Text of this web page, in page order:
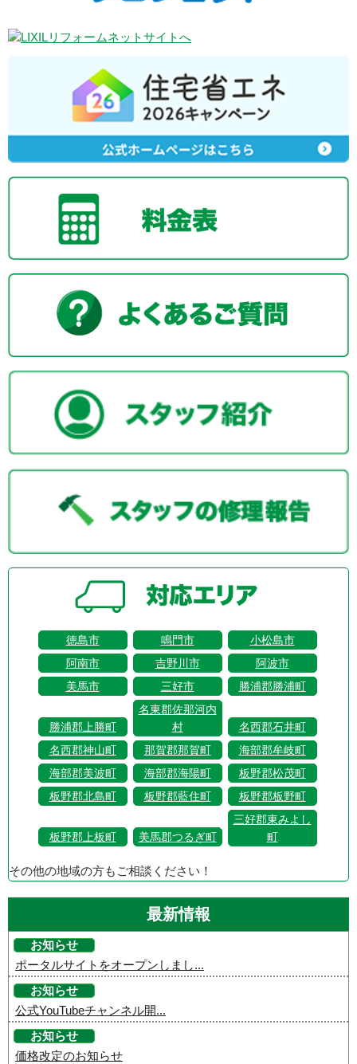
徳島市 鳴門市
小松島市
阿南市
吉野川市
阿波市
美馬市
三好市 勝浦郡勝浦町
勝浦郡上勝町
名東郡佐那河内
村
名西郡石井町
名西郡神山町
那賀郡那賀町
海部郡牟岐町
海部郡美波町
海部郡海陽町
板野郡松茂町
板野郡北島町
板野郡藍住町 板野郡板野町
板野郡上板町 美馬郡つるぎ町
三好郡東みよし
町
その他の地域の方もご相談ください！
最新情報
お知らせ
ポータルサイトをオープンしまし...
お知らせ
公式YouTubeチャンネル開...
お知らせ
価格改定のお知らせ